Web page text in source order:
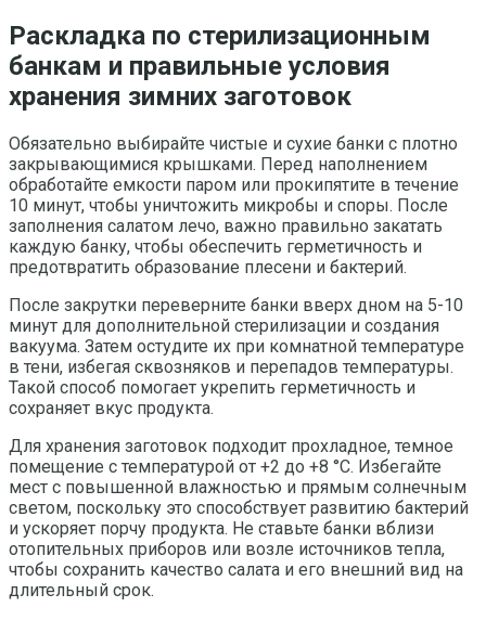
Раскладка по стерилизационным
банкам и правильные условия
хранения зимних заготовок
Обязательно выбирайте чистые и сухие банки с плотно
закрывающимися крышками. Перед наполнением
обработайте емкости паром или прокипятите в течение
10 минут, чтобы уничтожить микробы и споры. После
заполнения салатом лечо, важно правильно закатать
каждую банку, чтобы обеспечить герметичность и
предотвратить образование плесени и бактерий.
После закрутки переверните банки вверх дном на 5-10
минут для дополнительной стерилизации и создания
вакуума. Затем остудите их при комнатной температуре
в тени, избегая сквозняков и перепадов температуры.
Такой способ помогает укрепить герметичность и
сохраняет вкус продукта.
Для хранения заготовок подходит прохладное, темное
помещение с температурой от +2 до +8 °С. Избегайте
мест с повышенной влажностью и прямым солнечным
светом, поскольку это способствует развитию бактерий
и ускоряет порчу продукта. Не ставьте банки вблизи
отопительных приборов или возле источников тепла,
чтобы сохранить качество салата и его внешний вид на
длительный срок.